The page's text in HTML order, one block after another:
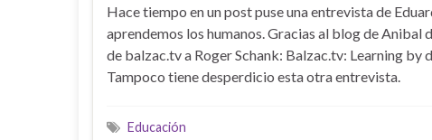
Hace tiempo en un post puse una entrevista de
aprendemos los humanos. Gracias al blog de
de balzac.tv a Roger Schank: Balzac.tv: Learning
Tampoco tiene desperdicio esta otra entrevista.
Educación